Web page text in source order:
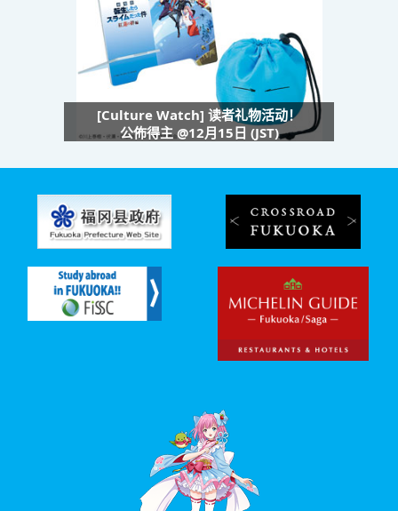
[Culture Watch] 读者礼物活动！
公佈得主 @12月15日 (JST)